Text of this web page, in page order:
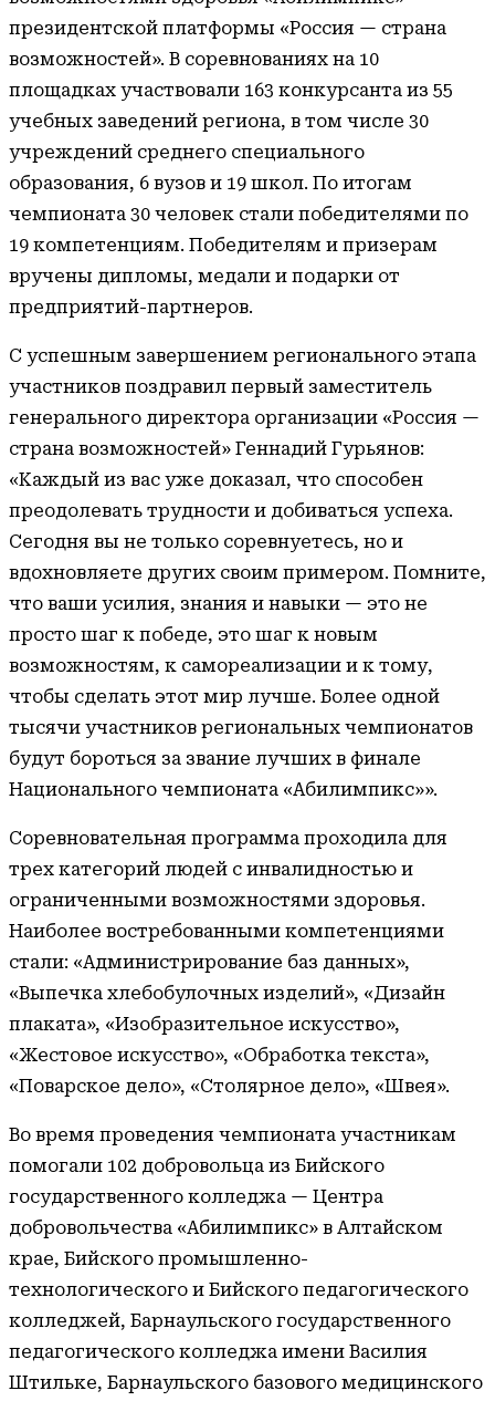
президентской платформы «Россия — страна
возможностей». В соревнованиях на 10
площадках участвовали 163 конкурсанта из 55
учебных заведений региона, в том числе 30
учреждений среднего специального
образования, 6 вузов и 19 школ. По итогам
чемпионата 30 человек стали победителями по
19 компетенциям. Победителям и призерам
вручены дипломы, медали и подарки от
предприятий-партнеров.
С успешным завершением регионального этапа
участников поздравил первый заместитель
генерального директора организации «Россия —
страна возможностей» Геннадий Гурьянов:
«Каждый из вас уже доказал, что способен
преодолевать трудности и добиваться успеха.
Сегодня вы не только соревнуетесь, но и
вдохновляете других своим примером. Помните,
что ваши усилия, знания и навыки — это не
просто шаг к победе, это шаг к новым
возможностям, к самореализации и к тому,
чтобы сделать этот мир лучше. Более одной
тысячи участников региональных чемпионатов
будут бороться за звание лучших в финале
Национального чемпионата «Абилимпикс»».
Соревновательная программа проходила для
трех категорий людей с инвалидностью и
ограниченными возможностями здоровья.
Наиболее востребованными компетенциями
стали: «Администрирование баз данных»,
«Выпечка хлебобулочных изделий», «Дизайн
плаката», «Изобразительное искусство»,
«Жестовое искусство», «Обработка текста»,
«Поварское дело», «Столярное дело», «Швея».
Во время проведения чемпионата участникам
помогали 102 добровольца из Бийского
государственного колледжа — Центра
добровольчества «Абилимпикс» в Алтайском
крае, Бийского промышленно-
технологического и Бийского педагогического
колледжей, Барнаульского государственного
педагогического колледжа имени Василия
Штильке, Барнаульского базового медицинского